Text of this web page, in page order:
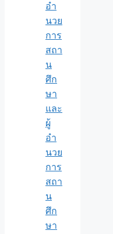
อำ
นวย
การ
สถา
น
ศึก
ษา
และ
ผู้
อำ
นวย
การ
สถา
น
ศึก
ษา